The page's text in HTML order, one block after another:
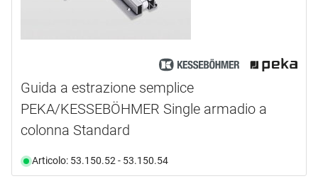
Guida a estrazione semplice
PEKA/KESSEBÖHMER Single armadio a
colonna Standard
Articolo: 53.150.52 - 53.150.54